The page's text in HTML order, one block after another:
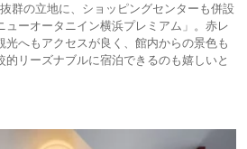
群の立地に、ショッピングセンターも併設
ューオータニイン横浜プレミアム」。赤レ
光へもアクセスが良く、館内からの景色も
リーズナブルに宿泊できるのも嬉しいと